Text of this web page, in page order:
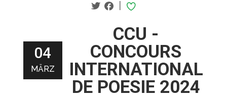
|
04
MÄRZ
CCU -
CONCOURS
INTERNATIONAL
DE POESIE 2024